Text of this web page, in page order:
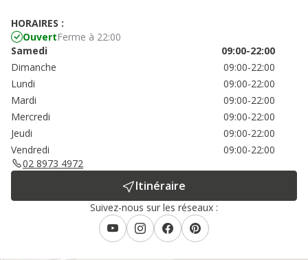
HORAIRES :
OuvertFerme à 22:00
Samedi
09:00-22:00
Dimanche
09:00-22:00
Lundi
09:00-22:00
Mardi
09:00-22:00
Mercredi
09:00-22:00
Jeudi
09:00-22:00
Vendredi
09:00-22:00
02 8973 4972
Itinéraire
Suivez-nous sur les réseaux :